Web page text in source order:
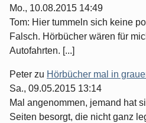
Mo., 10.08.2015 14:49
Tom: Hier tummeln sich keine
Falsch. Hörbücher wären für
Autofahrten. [...]
Peter zu Hörbücher mal in
Sa., 09.05.2015 13:14
Mal angenommen, jemand hat
Seiten besorgt, die nicht ganz